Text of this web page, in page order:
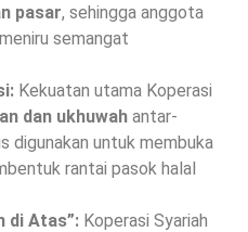
pasar, sehingga anggota
semangat
Kekuatan utama Koperasi
dan ukhuwah antar-
digunakan untuk membuka
rantai pasok halal
di Atas”: Koperasi Syariah